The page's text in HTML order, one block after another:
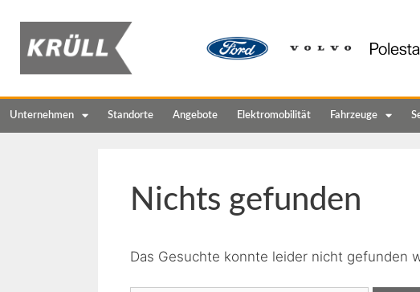
Unternehmen Standorte Angebote Elektromobilität Fahrzeuge
Nichts gefunden
Das Gesuchte konnte leider nicht gefunden